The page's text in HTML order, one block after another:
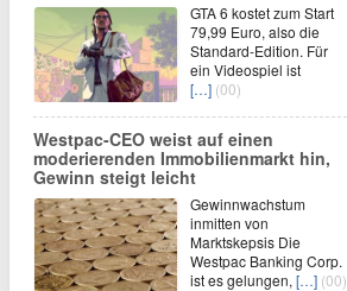
GTA 6 kostet zum Start
79,99 Euro, also die
Standard-Edition. Für
ein Videospiel ist
[…] (00)
Westpac-CEO weist auf einen
moderierenden Immobilienmarkt hin,
Gewinn steigt leicht
Gewinnwachstum
inmitten von
Marktskepsis Die
Westpac Banking Corp.
ist es gelungen, […] (00)